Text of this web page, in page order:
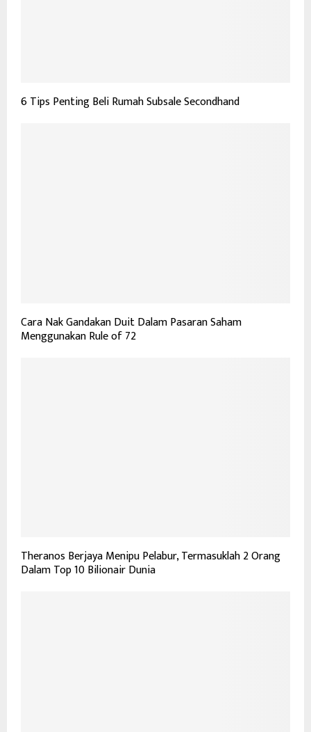
6 Tips Penting Beli Rumah Subsale Secondhand
Cara Nak Gandakan Duit Dalam Pasaran Saham
Menggunakan Rule of 72
Theranos Berjaya Menipu Pelabur, Termasuklah 2 Orang
Dalam Top 10 Bilionair Dunia